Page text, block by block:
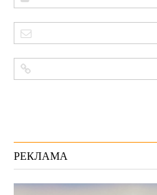
РЕКЛАМА